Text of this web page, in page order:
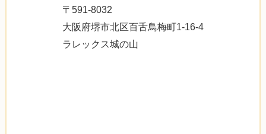
〒591-8032
大阪府堺市北区百舌鳥梅町1-16-4
ラレックス城の山